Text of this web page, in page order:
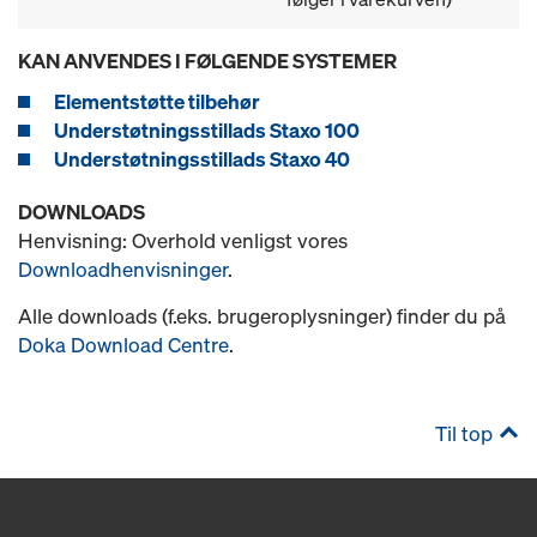
KAN ANVENDES I FØLGENDE SYSTEMER
Elementstøtte tilbehør
Understøtningsstillads Staxo 100
Understøtningsstillads Staxo 40
DOWNLOADS
Henvisning: Overhold venligst vores
Downloadhenvisninger.
Alle downloads (f.eks. brugeroplysninger) finder du på
Doka Download Centre.
Til top